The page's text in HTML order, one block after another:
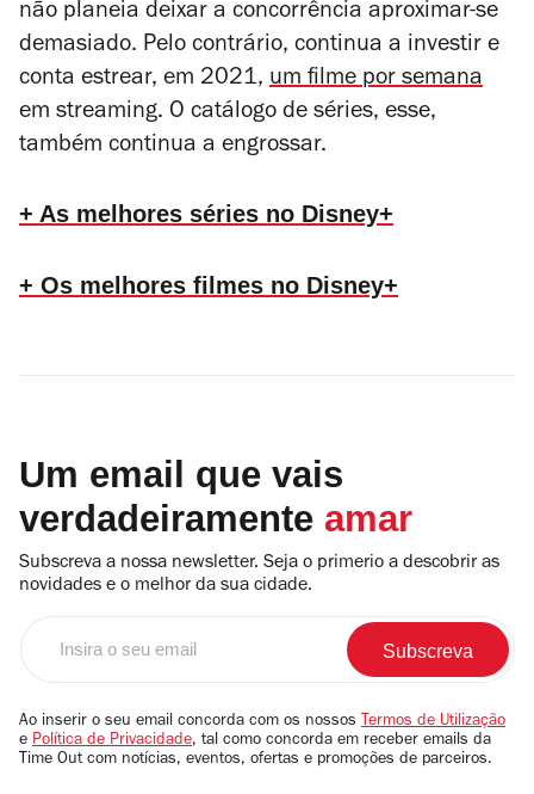
não planeia deixar a concorrência aproximar-se
demasiado. Pelo contrário, continua a investir e
conta estrear, em 2021, um filme por semana
em streaming. O catálogo de séries, esse,
também continua a engrossar.
+ As melhores séries no Disney+
+ Os melhores filmes no Disney+
Um email que vais
verdadeiramente amar
Subscreva a nossa newsletter. Seja o primerio a descobrir as
novidades e o melhor da sua cidade.
email
Ao inserir o seu email concorda com os nossos Termos de Utilização
e Política de Privacidade, tal como concorda em receber emails da
Time Out com notícias, eventos, ofertas e promoções de parceiros.